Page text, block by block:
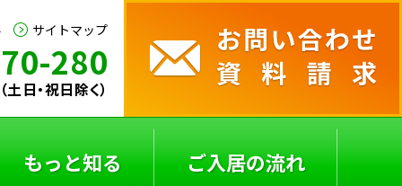
サイトマップ
280
日・祝日除く）
もっと知る ご入居の流れ